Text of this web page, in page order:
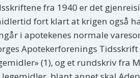
fra 1940 er det
fort klart at krigen også
i apotekenes normale
Apotekerforenings
(1), og et rundskriv fra